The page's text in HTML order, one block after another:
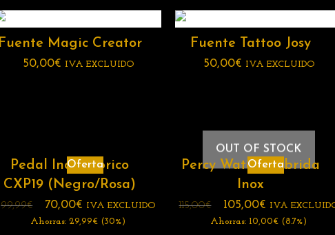
Fuente Magic Creator
50,00€ IVA EXCLUIDO
Fuente Tattoo Josy
50,00€ IVA EXCLUIDO
Oferta
Pedal Inalámbrico
CXP19 (Negro/Rosa)
99,99€ 70,00€ IVA EXCLUIDO
Ahorras: 29,99€ (30%)
Oferta
OUT OF STOCK
Percy Waters Híbrida
Inox
115,00€ 105,00€ IVA
Ahorras: 10,00€ (8.7%)